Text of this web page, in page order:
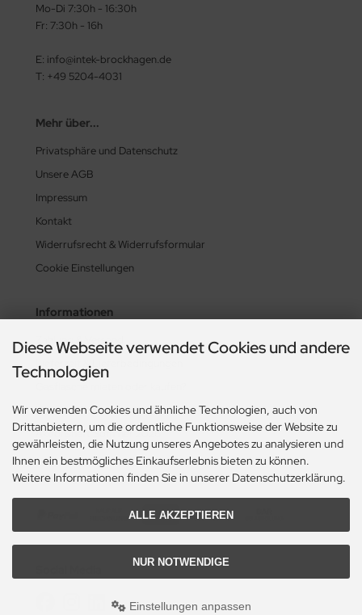
Mo-Di 7:30h - 16:30h
Fr: 7:30h - 16h
E: info@intek-brockhagen.de
T: +49 5204-4031
Mehr über...
Privatsphäre und Datenschutz
Unsere AGB
Impressum
Kontakt
Widerrufsrecht & Widerrufsformular
Cookie Einstellungen
Informationen
Zahlung & Versand
Lieferzeit & Lieferbedingungen
Historie? Fehlanzeige!
Aktionsheft Sommer 2026
Zahlungsmethoden
Diese Webseite verwendet Cookies und andere
Technologien
Wir verwenden Cookies und ähnliche Technologien, auch von
Drittanbietern, um die ordentliche Funktionsweise der Website zu
gewährleisten, die Nutzung unseres Angebotes zu analysieren und
Ihnen ein bestmögliches Einkaufserlebnis bieten zu können.
Weitere Informationen finden Sie in unserer Datenschutzerklärung.
ALLE AKZEPTIEREN
NUR NOTWENDIGE
Einstellungen anpassen